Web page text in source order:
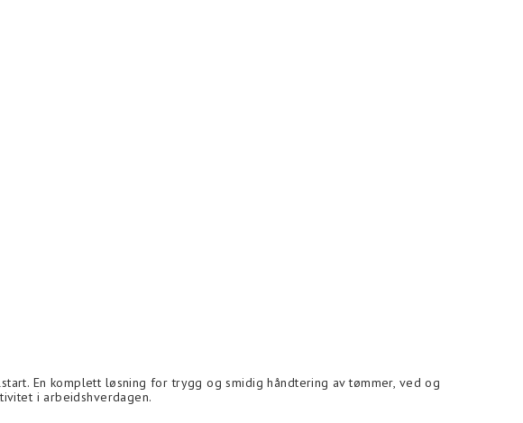
En komplett løsning for trygg og smidig håndtering av tømmer, ved og
i arbeidshverdagen.